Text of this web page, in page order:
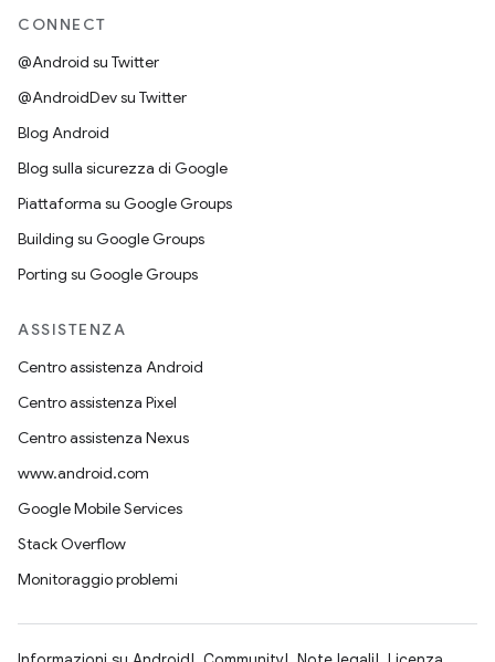
CONNECT
@Android su Twitter
@AndroidDev su Twitter
Blog Android
Blog sulla sicurezza di Google
Piattaforma su Google Groups
Building su Google Groups
Porting su Google Groups
ASSISTENZA
Centro assistenza Android
Centro assistenza Pixel
Centro assistenza Nexus
www.android.com
Google Mobile Services
Stack Overflow
Monitoraggio problemi